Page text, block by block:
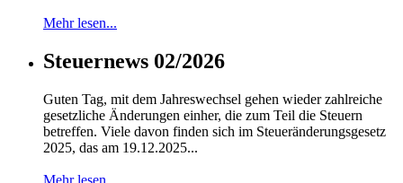
Mehr lesen...
Steuernews 02/2026
Guten Tag, mit dem Jahreswechsel gehen wieder zahlreiche
gesetzliche Änderungen einher, die zum Teil die Steuern
betreffen. Viele davon finden sich im Steueränderungsgesetz
2025, das am 19.12.2025...
Mehr lesen...